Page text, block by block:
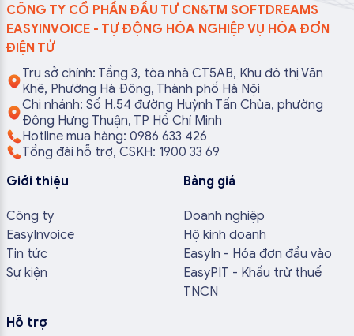
CÔNG TY CỔ PHẦN ĐẦU TƯ CN&TM SOFTDREAMS
EASYINVOICE - TỰ ĐỘNG HÓA NGHIỆP VỤ HÓA ĐƠN
ĐIỆN TỬ
Trụ sở chính: Tầng 3, tòa nhà CT5AB, Khu đô thị Văn
Khê, Phường Hà Đông, Thành phố Hà Nội
Chi nhánh: Số H.54 đường Huỳnh Tấn Chùa, phường
Đông Hưng Thuận, TP Hồ Chí Minh
Hotline mua hàng: 0986 633 426
Tổng đài hỗ trợ, CSKH: 1900 33 69
Giới thiệu
Công ty
EasyInvoice
Tin tức
Sự kiện
Bảng giá
Doanh nghiệp
Hộ kinh doanh
EasyIn - Hóa đơn đầu vào
EasyPIT - Khấu trừ thuế
TNCN
Hỗ trợ